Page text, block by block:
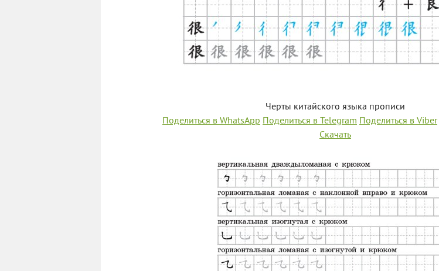
Черты китайского языка прописи
Поделиться в WhatsApp Поделиться в Telegram Поделиться в Viber
Скачать